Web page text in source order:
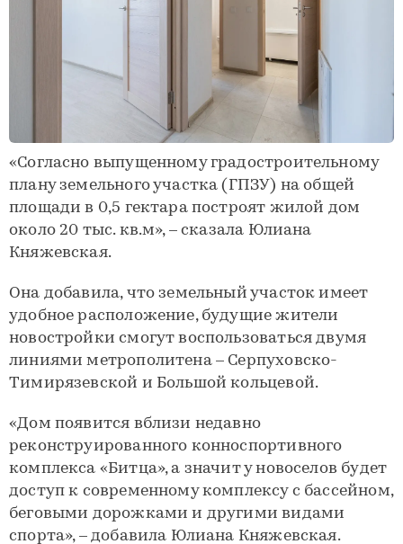
«Согласно выпущенному градостроительному
плану земельного участка (ГПЗУ) на общей
площади в 0,5 гектара построят жилой дом
около 20 тыс. кв.м», – сказала Юлиана
Княжевская.
Она добавила, что земельный участок имеет
удобное расположение, будущие жители
новостройки смогут воспользоваться двумя
линиями метрополитена – Серпуховско-
Тимирязевской и Большой кольцевой.
«Дом появится вблизи недавно
реконструированного конноспортивного
комплекса «Битца», а значит у новоселов будет
доступ к современному комплексу с бассейном,
беговыми дорожками и другими видами
спорта», – добавила Юлиана Княжевская.